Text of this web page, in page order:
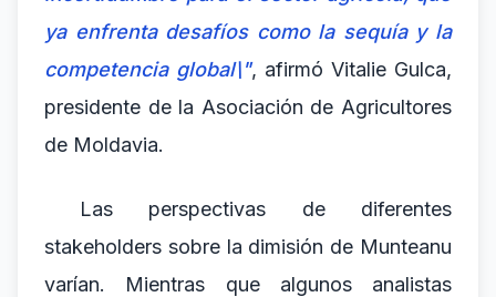
ya enfrenta desafíos como la sequía y la
competencia global\", afirmó Vitalie Gulca,
presidente de la Asociación de Agricultores
de Moldavia.
Las perspectivas de diferentes
stakeholders sobre la dimisión de Munteanu
varían. Mientras que algunos analistas